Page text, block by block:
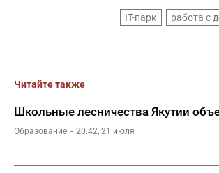
IT-парк работа с
Читайте также
Школьные лесничества Якутии
Образование 20:42, 21 июля